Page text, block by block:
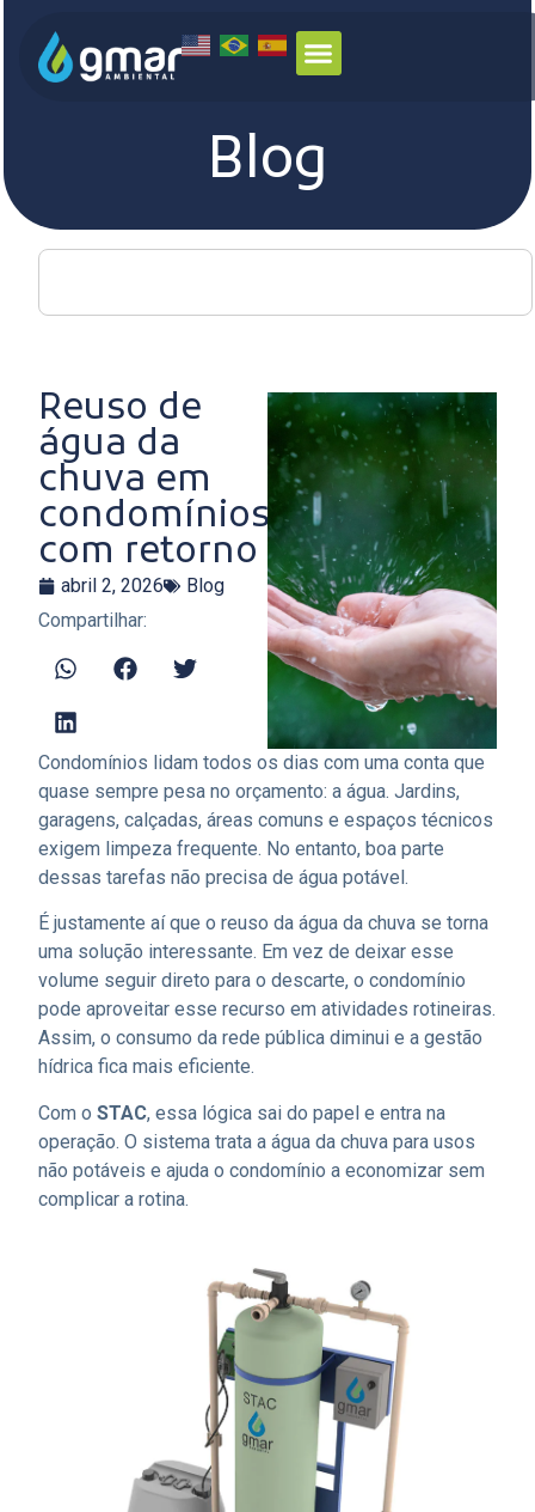
Blog
Reuso de
água da
chuva em
condomínios
com retorno
abril 2, 2026
Blog
Compartilhar:
Condomínios lidam todos os dias com uma conta que
quase sempre pesa no orçamento: a água. Jardins,
garagens, calçadas, áreas comuns e espaços técnicos
exigem limpeza frequente. No entanto, boa parte
dessas tarefas não precisa de água potável.
É justamente aí que o reuso da água da chuva se torna
uma solução interessante. Em vez de deixar esse
volume seguir direto para o descarte, o condomínio
pode aproveitar esse recurso em atividades rotineiras.
Assim, o consumo da rede pública diminui e a gestão
hídrica fica mais eficiente.
Com o STAC, essa lógica sai do papel e entra na
operação. O sistema trata a água da chuva para usos
não potáveis e ajuda o condomínio a economizar sem
complicar a rotina.